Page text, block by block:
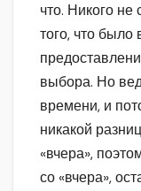
что. Никого
того, что было
выбора. Но
времени, и
никакой
«вчера»,
со «вчера»,